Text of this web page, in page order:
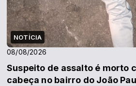
NOTÍCIA
08/08/2026
Suspeito de assalto é morto
cabeça no bairro do João